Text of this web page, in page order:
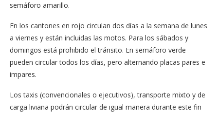
semáforo amarillo.
En los cantones en rojo circulan dos días a la semana de lunes
a viernes y están incluidas las motos. Para los sábados y
domingos está prohibido el tránsito. En semáforo verde
pueden circular todos los días, pero alternando placas pares e
impares.
Los taxis (convencionales o ejecutivos), transporte mixto y de
carga liviana podrán circular de igual manera durante este fin